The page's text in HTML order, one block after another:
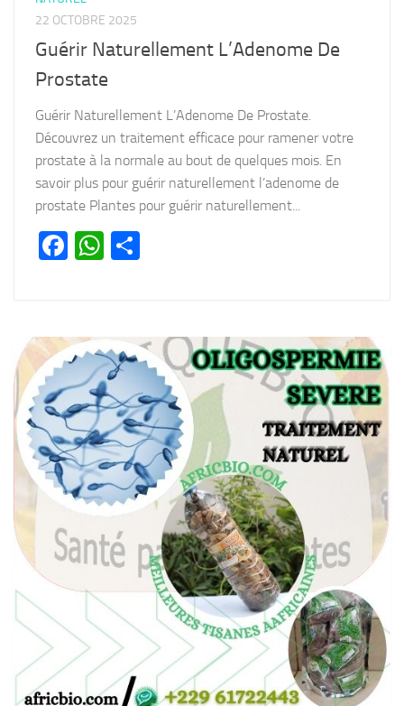
22 OCTOBRE 2025
Guérir Naturellement L’Adenome De
Prostate
Guérir Naturellement L’Adenome De Prostate.
Découvrez un traitement efficace pour ramener votre
prostate à la normale au bout de quelques mois. En
savoir plus pour guérir naturellement l’adenome de
prostate Plantes pour guérir naturellement...
Facebook
WhatsApp